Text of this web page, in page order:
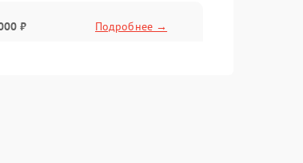
₽ Подробнее →